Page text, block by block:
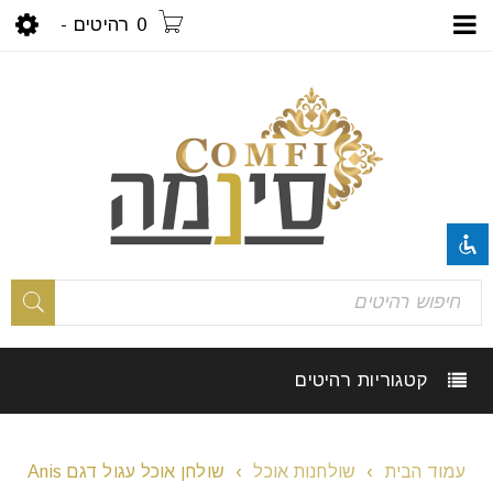
0 רהיטים -
קטגוריות רהיטים
עמוד הבית › שולחנות אוכל › שולחן אוכל עגול דגם Anis
השבת את ההבזקים
settings צבע רקע
zoom_in זום (הגדלה)